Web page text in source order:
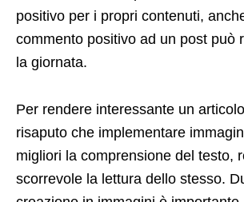
positivo per i propri contenuti,
commento positivo ad un post può
la giornata.
Per rendere interessante un
risaputo che implementare
migliori la comprensione del testo,
scorrevole la lettura dello stesso.